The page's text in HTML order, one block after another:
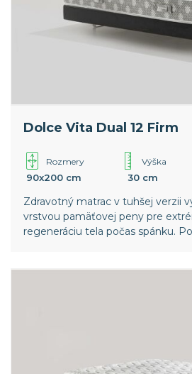
Dolce Vita Dual 12 Firm
Rozmery
90x200 cm
Výška
30 cm
Zdravotný matrac v tuhšej verzii
vrstvou pamäťovej peny pre
regeneráciu tela počas spánku.